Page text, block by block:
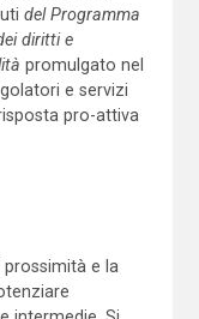
del Programma
diritti e
promulgato nel
e servizi
pro-attiva
prossimità e la